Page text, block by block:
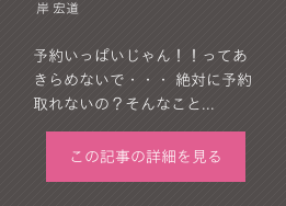
岸 宏道
予約いっぱいじゃん！！ってあ
きらめないで・・・ 絶対に予約
取れないの？そんなこと...
この記事の詳細を見る